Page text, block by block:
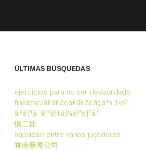
ÚLTIMAS BÚSQUEDAS
ejercicios para no ser desbordado
finalizaciã£â£ã¢â£ã£â¢ã¢â³n 1vs1
ã‚ªãƒªã‚¨ãƒ³ãƒ†ãƒ¼ãƒªãƒ³ã‚°
慎二娃
habilidad entre varios jugadores
香港新闻公司